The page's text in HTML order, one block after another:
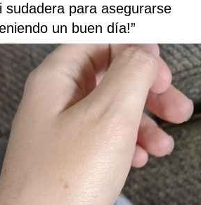
sudadera para asegurarse
un buen día!”